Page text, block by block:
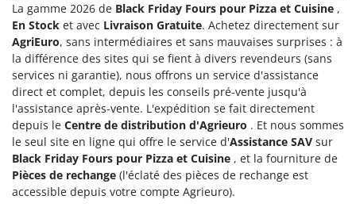
La gamme 2026 de Black Friday Fours pour Pizza et Cuisine ,
En Stock et avec Livraison Gratuite. Achetez directement sur
AgriEuro, sans intermédiaires et sans mauvaises surprises : à
la différence des sites qui se fient à divers revendeurs (sans
services ni garantie), nous offrons un service d'assistance
direct et complet, depuis les conseils pré-vente jusqu'à
l'assistance après-vente. L'expédition se fait directement
depuis le Centre de distribution d'Agrieuro . Et nous sommes
le seul site en ligne qui offre le service d'Assistance SAV sur
Black Friday Fours pour Pizza et Cuisine , et la fourniture de
Pièces de rechange (l'éclaté des pièces de rechange est
accessible depuis votre compte Agrieuro).